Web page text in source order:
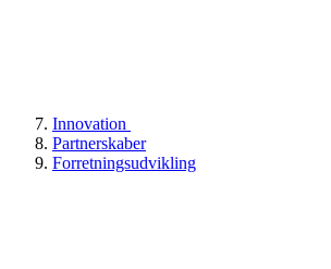
Innovation
Partnerskaber
Forretningsudvikling